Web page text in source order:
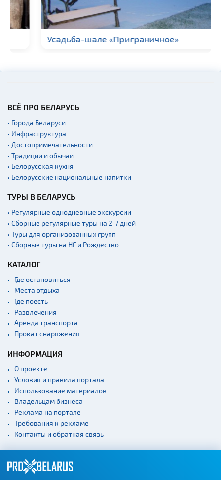
Усадьба-шале «Приграничное»
ВСЁ ПРО БЕЛАРУСЬ
• Города Беларуси
• Инфраструктура
• Достопримечательности
• Традиции и обычаи
• Белорусская кухня
• Белорусские национальные напитки
ТУРЫ В БЕЛАРУСЬ
• Регулярные однодневные экскурсии
• Сборные регулярные туры на 2-7 дней
• Туры для организованных групп
• Сборные туры на НГ и Рождество
КАТАЛОГ
Где остановиться
Места отдыха
Где поесть
Развлечения
Аренда транспорта
Прокат снаряжения
ИНФОРМАЦИЯ
О проекте
Условия и правила портала
Использование материалов
Владельцам бизнеса
Реклама на портале
Требования к рекламе
Контакты и обратная связь